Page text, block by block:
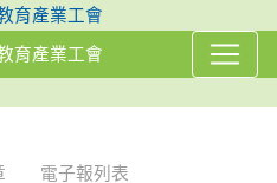
育產業工會
電子報列表